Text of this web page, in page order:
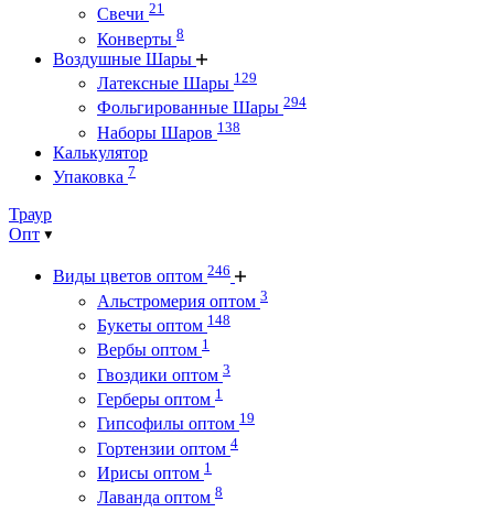
Свечи 21
Конверты 8
Воздушные Шары
Латексные Шары 129
Фольгированные Шары 294
Наборы Шаров 138
Калькулятор
Упаковка 7
Траур
Опт
Виды цветов оптом 246
Альстромерия оптом 3
Букеты оптом 148
Вербы оптом 1
Гвоздики оптом 3
Герберы оптом 1
Гипсофилы оптом 19
Гортензии оптом 4
Ирисы оптом 1
Лаванда оптом 8